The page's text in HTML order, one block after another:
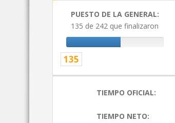
PUESTO DE LA GENERAL:
135 de 242 que finalizaron
135
TIEMPO OFICIAL:
TIEMPO NETO: